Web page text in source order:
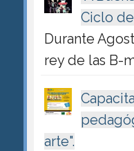
Ciclo
Durante
rey de las B-
arte".